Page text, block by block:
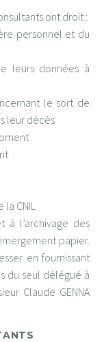
ont droit :
personnel et du
leurs données à
le sort de
leur décès
CNIL
l’archivage des
papier.
en fournissant
du seul délégué à
Claude GENNA